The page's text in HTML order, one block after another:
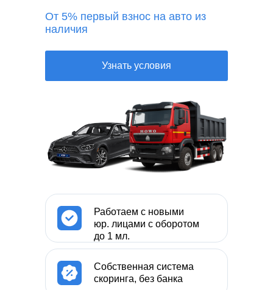
От 5% первый взнос на авто из
наличия
Узнать условия
Работаем с новыми
юр. лицами с оборотом
до 1 мл.
Собственная система
скоринга, без банка